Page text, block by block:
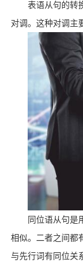
表语从句的转
对调。这种对调主
同位语从句是
相似。二者之间都
与先行词有同位关